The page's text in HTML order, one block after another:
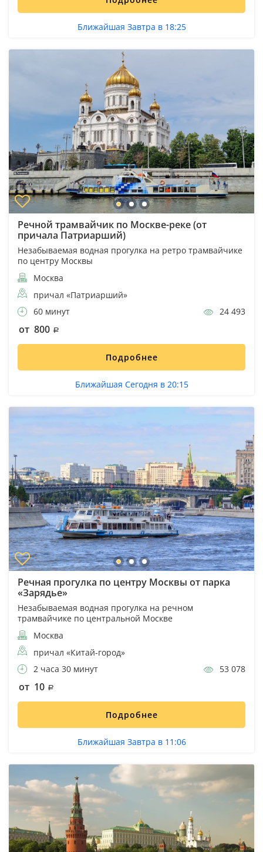
Ближайшая Завтра в 18:25
Речной трамвайчик по Москве-реке (от
причала Патриарший)
Незабываемая водная прогулка на ретро трамвайчике
по центру Москвы
Москва
причал «Патриарший»
60 минут
24 493
от 800
Подробнее
Ближайшая Сегодня в 20:15
Речная прогулка по центру Москвы от парка
«Зарядье»
Незабываемая водная прогулка на речном
трамвайчике по центральной Москве
Москва
причал «Китай-город»
2 часа 30 минут
53 078
от 10
Подробнее
Ближайшая Завтра в 11:06